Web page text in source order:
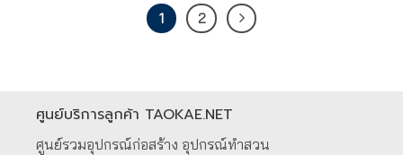
1 2
ศูนย์บริการลูกค้า TAOKAE.NET
ศูนย์รวมอุปกรณ์ก่อสร้าง อุปกรณ์ทำสวน